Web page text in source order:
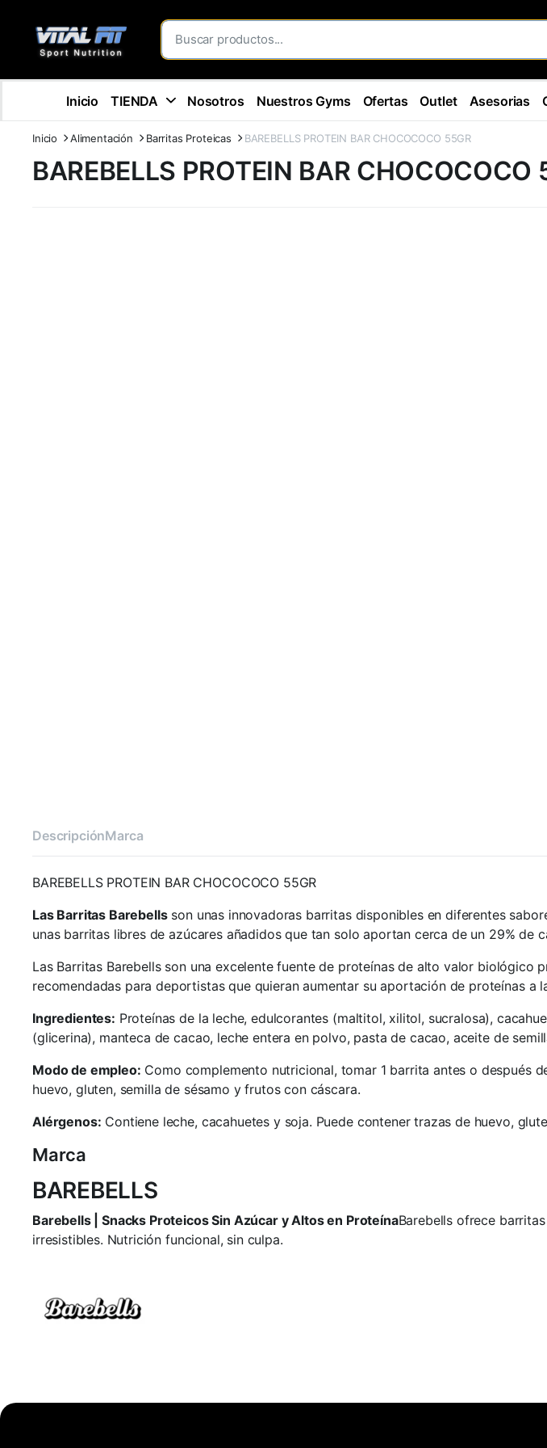
Inicio TIENDA Nosotros Nuestros Gyms Ofertas Outlet Asesorias
Inicio Alimentación Barritas Proteicas BAREBELLS PROTEIN BAR CHOCOCOCO 55GR
BAREBELLS PROTEIN BAR CHOCOCOCO
DescripciónMarca
BAREBELLS PROTEIN BAR CHOCOCOCO 55GR
Las Barritas Barebellsson unas innovadoras barritas disponibles en diferentes
unas barritas libres de azúcares añadidos que tan solo aportan cerca de un 29% de
Las Barritas Barebells son una excelente fuente de proteínas de alto valor biológico
recomendadas para deportistas que quieran aumentar su aportación de proteínas
Ingredientes: Proteínas de la leche, edulcorantes (maltitol, xilitol, sucralosa),
(glicerina), manteca de cacao, leche entera en polvo, pasta de cacao, aceite de
Modo de empleo: Como complemento nutricional, tomar 1 barrita antes o después
huevo, gluten, semilla de sésamo y frutos con cáscara.
Alérgenos: Contiene leche, cacahuetes y soja. Puede contener trazas de huevo,
Marca
BAREBELLS
Barebells | Snacks Proteicos Sin Azúcar y Altos en ProteínaBarebells ofrece
irresistibles. Nutrición funcional, sin culpa.